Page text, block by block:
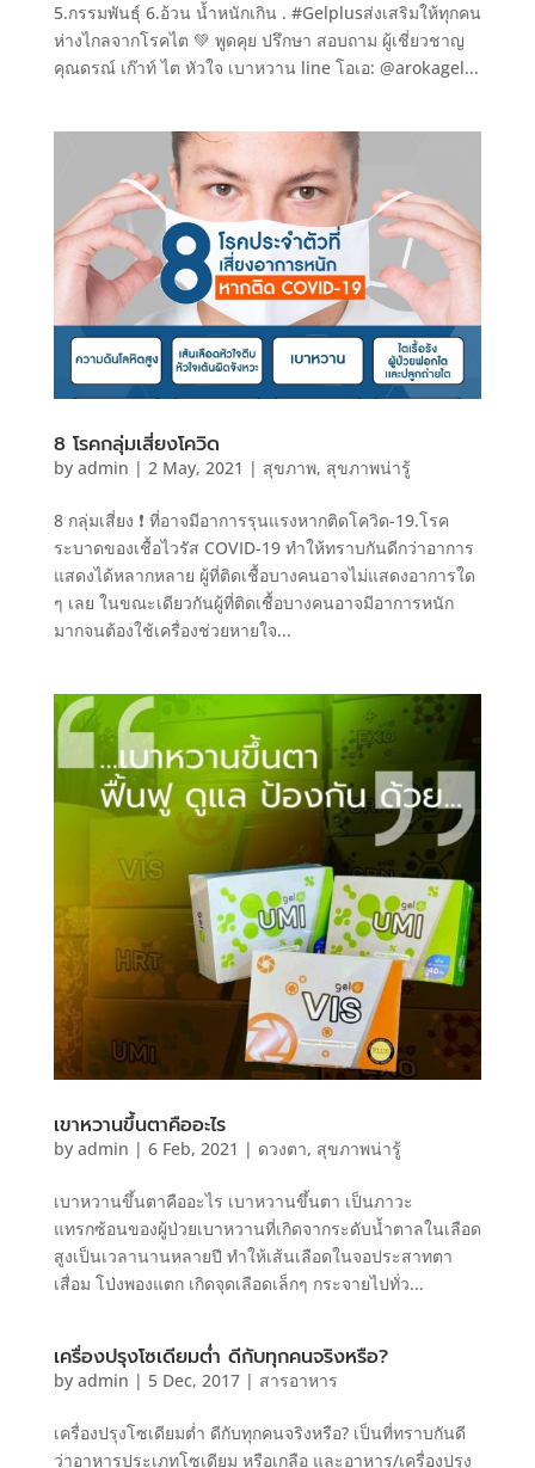
5.กรรมพันธุ์ 6.อ้วน น้ำหนักเกิน . #Gelplusส่งเสริมให้ทุกคน
ห่างไกลจากโรคไต 💚 พูดคุย ปรึกษา สอบถาม ผู้เชี่ยวชาญ
คุณดรณ์ เก๊าท์ ไต หัวใจ เบาหวาน line โอเอ: @arokagel...
8 โรคกลุ่มเสี่ยงโควิด
by admin | 2 May, 2021 | สุขภาพ, สุขภาพน่ารู้
8 กลุ่มเสี่ยง ❗ ที่อาจมีอาการรุนแรงหากติดโควิด-19.โรค
ระบาดของเชื้อไวรัส COVID-19 ทำให้ทราบกันดีกว่าอาการ
แสดงได้หลากหลาย ผู้ที่ติดเชื้อบางคนอาจไม่แสดงอาการใด
ๆ เลย ในขณะเดียวกันผู้ที่ติดเชื้อบางคนอาจมีอาการหนัก
มากจนต้องใช้เครื่องช่วยหายใจ...
เขาหวานขึ้นตาคืออะไร
by admin | 6 Feb, 2021 | ดวงตา, สุขภาพน่ารู้
เบาหวานขึ้นตาคืออะไร เบาหวานขึ้นตา เป็นภาวะ
แทรกซ้อนของผู้ป่วยเบาหวานที่เกิดจากระดับน้ำตาลในเลือด
สูงเป็นเวลานานหลายปี ทำให้เส้นเลือดในจอประสาทตา
เสื่อม โป่งพองแตก เกิดจุดเลือดเล็กๆ กระจายไปทั่ว...
เครื่องปรุงโซเดียมต่ำ ดีกับทุกคนจริงหรือ?
by admin | 5 Dec, 2017| สารอาหาร
เครื่องปรุงโซเดียมต่ำ ดีกับทุกคนจริงหรือ? เป็นที่ทราบกันดี
ว่าอาหารประเภทโซเดียม หรือเกลือ และอาหาร/เครื่องปรุง